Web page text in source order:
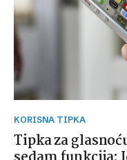
KORISNA TIPKA
Tipka za